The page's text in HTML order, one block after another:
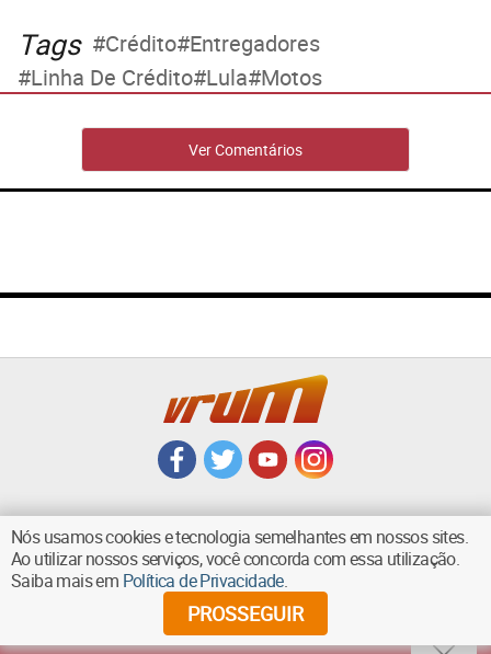
Tags Crédito Entregadores
Linha De Crédito Lula Motos
Ver Comentários
VOLTAR AO TOPO
Diários Associados - Todos os direitos reservados
Nós usamos cookies e tecnologia semelhantes em nossos sites.
Ao utilizar nossos serviços, você concorda com essa utilização.
Saiba mais em Política de Privacidade.
PROSSEGUIR